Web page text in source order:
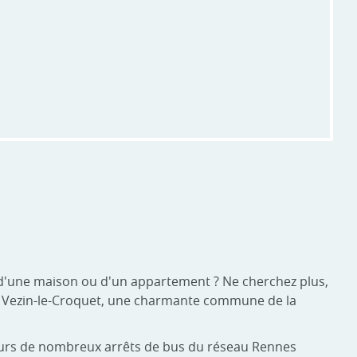
maison ou d'un appartement ? Ne cherchez plus,
le-Croquet, une charmante commune de la
de nombreux arrêts de bus du réseau Rennes